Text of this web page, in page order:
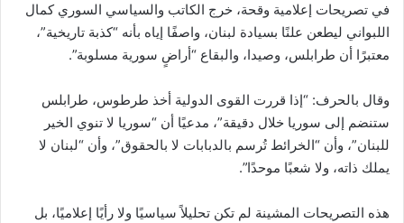
في تصريحات إعلامية وقحة، خرج الكاتب والسياسي السوري كمال
اللبواني ليطعن علنًا بسيادة لبنان، واصفًا إياه بأنه “كذبة تاريخية”،
معتبرًا أن طرابلس، وصيدا، والبقاع “أراضٍ سورية مسلوبة”.
وقال بالحرف: “إذا قررت القوى الدولية أخذ طرطوس، طرابلس
ستنضم إلى سوريا خلال دقيقة”، مدعيًا أن “سوريا لا تنوي الخير
للبنان”، وأن “الخرائط تُرسم بالدبابات لا بالحقوق”، وأن “لبنان لا
يملك ذاته، ولا شعبًا موحدًا”.
هذه التصريحات المشينة لم تكن تحليلاً سياسيًا ولا رأيًا إعلاميًا، بل